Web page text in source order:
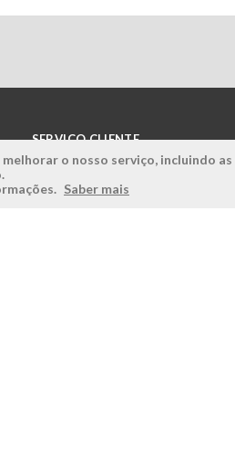
SERVIÇO CLIENTE
Condições Gerais
o nosso serviço, incluindo
Saber mais